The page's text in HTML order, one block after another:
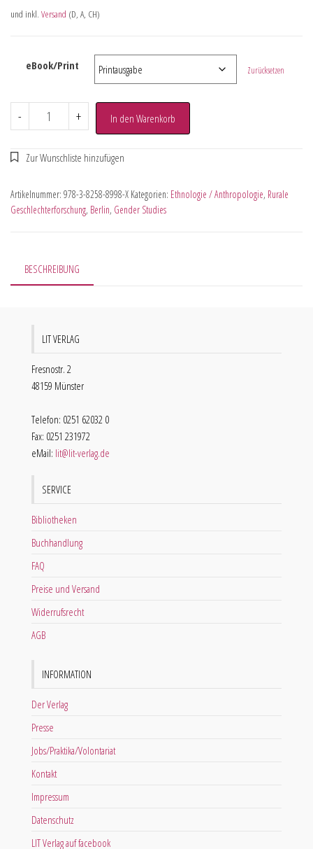
und inkl. Versand (D, A, CH)
eBook/Print Zurücksetzen
- + In den Warenkorb
Artikelnummer: 978-3-8258-8998-X Kategorien: Ethnologie / Anthropologie, Rurale
Geschlechterforschung, Berlin, Gender Studies
BESCHREIBUNG
LIT VERLAG
Fresnostr. 2
48159 Münster
Telefon: 0251 62032 0
Fax: 0251 231972
eMail: lit@lit-verlag.de
SERVICE
Bibliotheken
Buchhandlung
FAQ
Preise und Versand
Widerrufsrecht
AGB
INFORMATION
Der Verlag
Presse
Jobs/Praktika/Volontariat
Kontakt
Impressum
Datenschutz
LIT Verlag auf facebook